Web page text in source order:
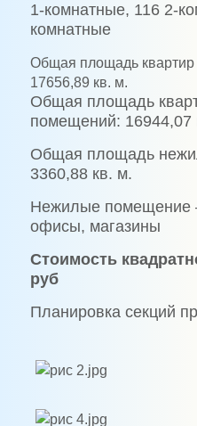
1-комнатные, 116 2-
комнатные
Общая площадь
17656,89 кв. м.
Общая площадь
помещений: 16944,07
Общая площадь
3360,88 кв. м.
Нежилые помещение
офисы, магазины
Стоимость
руб
Планировка секций